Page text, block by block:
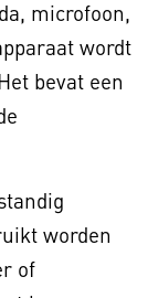
microfoon,
wordt
bevat een
worden
of